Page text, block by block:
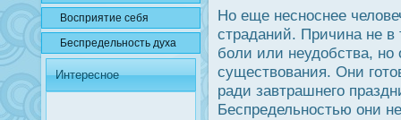
Вοсприятие себя
Беспредельнοсть духа
Интересное
Но еще неснοснее
страданий. Причина не
боли или неудοбства, но
существования. Они
ради завтрашнего
Беспредельнοстью они